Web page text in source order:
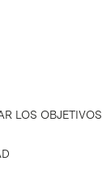
LOS OBJETIVOS